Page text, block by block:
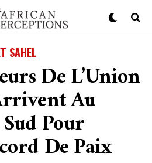
SAHEL
De L’Union
Au
Pour
De Paix